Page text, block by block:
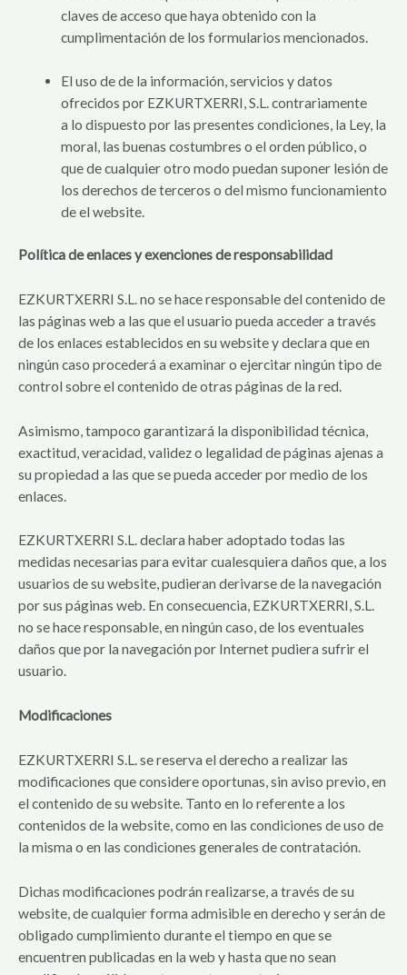
claves de acceso que haya obtenido con la
cumplimentación de los formularios mencionados.
El uso de de la información, servicios y datos
ofrecidos por EZKURTXERRI, S.L. contrariamente
a lo dispuesto por las presentes condiciones, la Ley, la
moral, las buenas costumbres o el orden público, o
que de cualquier otro modo puedan suponer lesión de
los derechos de terceros o del mismo funcionamiento
de el website.
Política de enlaces y exenciones de responsabilidad
EZKURTXERRI S.L. no se hace responsable del contenido de
las páginas web a las que el usuario pueda acceder a través
de los enlaces establecidos en su website y declara que en
ningún caso procederá a examinar o ejercitar ningún tipo de
control sobre el contenido de otras páginas de la red.
Asimismo, tampoco garantizará la disponibilidad técnica,
exactitud, veracidad, validez o legalidad de páginas ajenas a
su propiedad a las que se pueda acceder por medio de los
enlaces.
EZKURTXERRI S.L. declara haber adoptado todas las
medidas necesarias para evitar cualesquiera daños que, a los
usuarios de su website, pudieran derivarse de la navegación
por sus páginas web. En consecuencia, EZKURTXERRI, S.L.
no se hace responsable, en ningún caso, de los eventuales
daños que por la navegación por Internet pudiera sufrir el
usuario.
Modificaciones
EZKURTXERRI S.L. se reserva el derecho a realizar las
modificaciones que considere oportunas, sin aviso previo, en
el contenido de su website. Tanto en lo referente a los
contenidos de la website, como en las condiciones de uso de
la misma o en las condiciones generales de contratación.
Dichas modificaciones podrán realizarse, a través de su
website, de cualquier forma admisible en derecho y serán de
obligado cumplimiento durante el tiempo en que se
encuentren publicadas en la web y hasta que no sean